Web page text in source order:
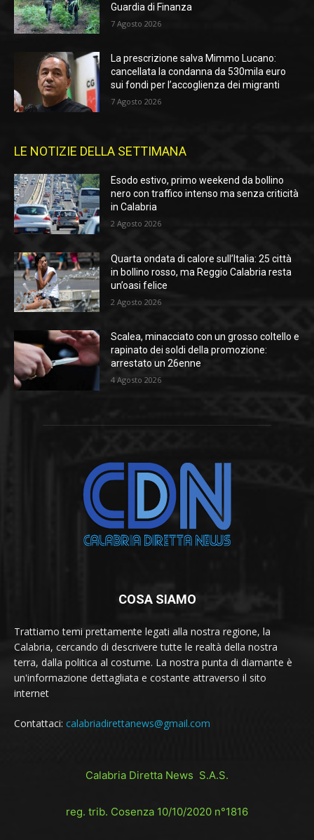
Guardia di Finanza
7 Agosto 2026
La prescrizione salva Mimmo Lucano:
cancellata la condanna da 530mila euro
sui fondi per l’accoglienza dei migranti
7 Agosto 2026
LE NOTIZIE DELLA SETTIMANA
Esodo estivo, primo weekend da bollino
nero con traffico intenso ma senza criticità
in Calabria
2 Agosto 2026
Quarta ondata di calore sull’Italia: 25 città
in bollino rosso, ma Reggio Calabria resta
un’oasi felice
2 Agosto 2026
Scalea, minacciato con un grosso coltello e
rapinato dei soldi della promozione:
arrestato un 26enne
4 Agosto 2026
COSA SIAMO
Trattiamo temi prettamente legati alla nostra regione, la
Calabria, cercando di descrivere tutte le realtà della nostra
terra, dalla politica al costume. La nostra punta di diamante è
un'informazione dettagliata e costante attraverso il sito
internet
Contattaci: calabriadirettanews@gmail.com
Calabria Diretta News S.A.S.
reg. trib. Cosenza 10/10/2020 n°1816